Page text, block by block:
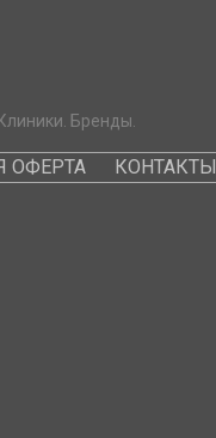
Бренды.
ОФЕРТА КОНТАКТЫ